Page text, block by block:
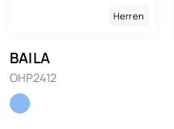
Herren
BAILA
OHP2412